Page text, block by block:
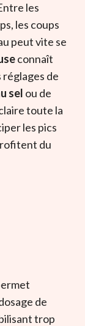
les
les coups
peut vite se
connaît
de
sel ou de
toute la
les pics
du
de
trop